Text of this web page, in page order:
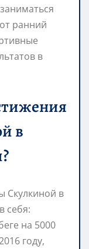
ранний
в
в
Скулкиной в
себя:
на 5000
году,